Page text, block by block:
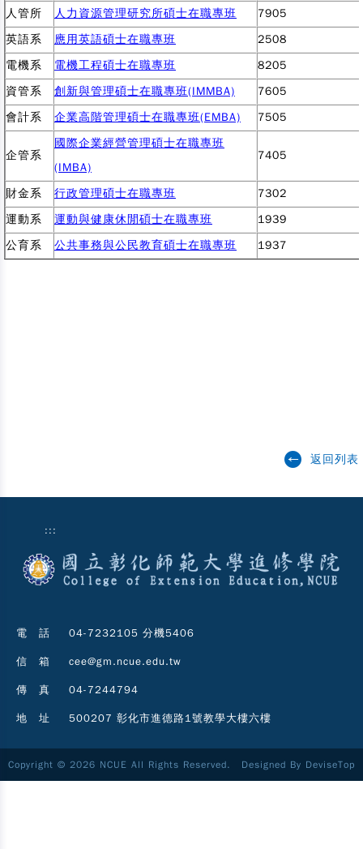
人管所
人力資源管理研究所碩士在職專班
7905
英語系
應用英語碩士在職專班
2508
電機系
電機工程碩士在職專班
8205
資管系
創新與管理碩士在職專班(IMMBA)
7605
會計系
企業高階管理碩士在職專班(EMBA) 7505
企管系
國際企業經營管理碩士在職專班
(IMBA)
7405
財金系 行政管理碩士在職專班
7302
運動系
運動與健康休閒碩士在職專班
1939
公育系
公共事務與公民教育碩士在職專班 1937
返回列表
:::
電 話 04-7232105 分機5406
信 箱 cee@gm.ncue.edu.tw
傳 真 04-7244794
地 址 500207 彰化市進德路1號教學大樓六樓
Copyright © 2026 NCUE All Rights Reserved. Designed By DeviseTop